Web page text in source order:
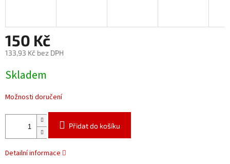
150 Kč
133,93 Kč bez DPH
cena:
Skladem
Možnosti doručení
Přidat do košíku
Detailní informace